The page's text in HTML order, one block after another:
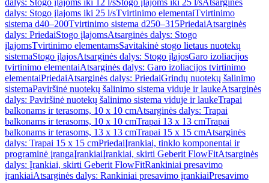
dalys: Stogo įlajoms iki 12 l/sStogo įlajoms iki 25 l/sAtsarginės
dalys: Stogo įlajoms iki 25 l/sTvirtinimo elementaiTvirtinimo
sistema d40–200Tvirtinimo sistema d250–315PriedaiAtsarginės
dalys: PriedaiStogo įlajomsAtsarginės dalys: Stogo
įlajomsTvirtinimo elementamsSavitakinė stogo lietaus nuotekų
sistemaStogo įlajosAtsarginės dalys: Stogo įlajosGaro izoliacijos
tvirtinimo elementaiAtsarginės dalys: Garo izoliacijos tvirtinimo
elementaiPriedaiAtsarginės dalys: PriedaiGrindų nuotekų šalinimo
sistemaPaviršinė nuotekų šalinimo sistema viduje ir laukeAtsarginės
dalys: Paviršinė nuotekų šalinimo sistema viduje ir laukeTrapai
balkonams ir terasoms, 10 x 10 cmAtsarginės dalys: Trapai
balkonams ir terasoms, 10 x 10 cmTrapai 13 x 13 cmTrapai
balkonams ir terasoms, 13 x 13 cmTrapai 15 x 15 cmAtsarginės
dalys: Trapai 15 x 15 cmPriedaiĮrankiai, tinklo komponentai ir
programinė įrangaĮrankiaiĮrankiai, skirti Geberit FlowFitAtsarginės
dalys: Įrankiai, skirti Geberit FlowFitRankiniai presavimo
įrankiaiAtsarginės dalys: Rankiniai presavimo įrankiaiPresavimo